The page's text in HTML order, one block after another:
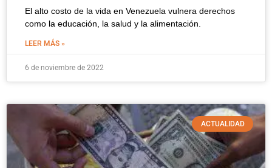
El alto costo de la vida en Venezuela vulnera derechos
como la educación, la salud y la alimentación.
LEER MÁS »
6 de noviembre de 2022
ACTUALIDAD